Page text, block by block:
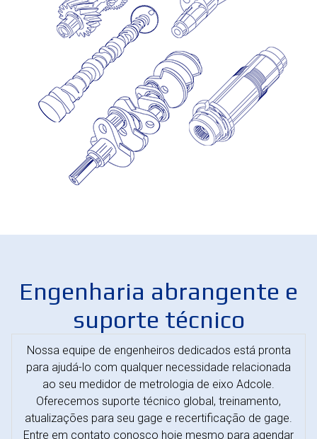
Engenharia abrangente e
suporte técnico
Nossa equipe de engenheiros dedicados está pronta
para ajudá-lo com qualquer necessidade relacionada
ao seu medidor de metrologia de eixo Adcole.
Oferecemos suporte técnico global, treinamento,
atualizações para seu gage e recertificação de gage.
Entre em contato conosco hoje mesmo para agendar